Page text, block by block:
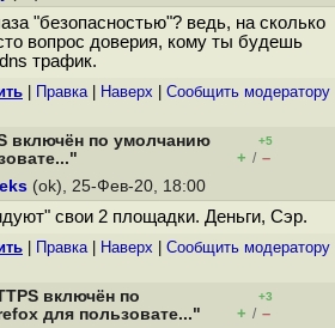
"безопасностью"? ведь, на сколько
вопрос доверия, кому ты будешь
трафик.
Правка| Наверх Cообщить модератору
включён по умолчанию
+5
+ / –
(ok), 25-Фев-20, 18:00
свои 2 площадки. Деньги, Сэр.
Правка| Наверх Cообщить модератору
включён по
для пользовате..."
+3
+ / –